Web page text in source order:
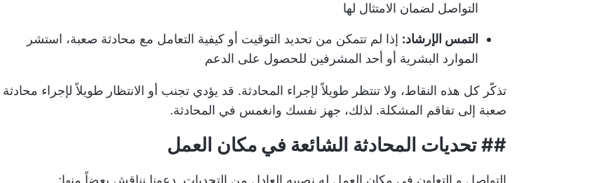
التواصل لضمان الامتثال لها
التمس الإرشاد: إذا لم تتمكن من تحديد التوقيت أو كيفية التعامل مع محادثة صعبة، استشر
الموارد البشرية أو أحد المشرفين للحصول على الدعم
تذكّر كل هذه النقاط، ولا تنتظر طويلاً لإجراء المحادثة. قد يؤدي تجنب أو الانتظار طويلاً لإجراء محادثة
صعبة إلى تفاقم المشكلة. لذلك، جهز نفسك وانغمس في المحادثة.
##تحديات المحادثة الشائعة في مكان العمل
التواصل و التعاون في مكان العمل له نصيبه العادل من التحديات. دعونا نناقش بعضاً منها: